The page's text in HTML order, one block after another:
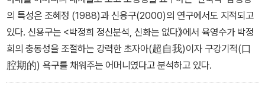
않는다. 이들에게는 방어할 자아가 없다. 세상이 모두 자기(남성)를
중심으로 돌아가는 자신의 확장이기 때문이다.
그들의 폭력 부정은 자신을 방어하기 위한 것이 아니라 자신들이 믿
는 바, 생각하는 바 그대로이기 때문에 다른 문제로 치환(置換)하여
인식할 필요가 없다. 그들은 자기들의 행동이 정당하기 때문에 굳이
의 특성은 조혜정 (1988)과 신용구(2000)의 연구에서도 지적되고
있다. 신용구는 <박정희 정신분석, 신화는 없다》에서 육영수가 박정
희의 충동성을 조절하는 강력한 초자아(超自我)이자 구강기적(口
腔期的) 욕구를 채워주는 어머니였다고 분석하고 있다.